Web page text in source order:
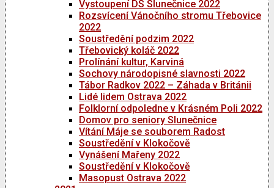
Vystoupení DS Slunečnice 2022
Rozsvícení Vánočního stromu Třebovice
2022
Soustředění podzim 2022
Třebovický koláč 2022
Prolínání kultur, Karviná
Sochovy národopisné slavnosti 2022
Tábor Radkov 2022 – Záhada v Británii
Lidé lidem Ostrava 2022
Folklorní odpoledne v Krásném Poli 2022
Domov pro seniory Slunečnice
Vítání Máje se souborem Radost
Soustředění v Klokočově
Vynášení Mařeny 2022
Soustředění v Klokočově
Masopust Ostrava 2022